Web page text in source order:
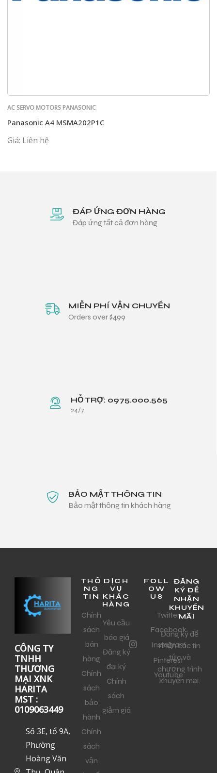
AC SERVO MOTORS PANASONIC
Panasonic A4 MSMA202P1C
Giá: Liên hệ
ĐÁP ỨNG ĐƠN HÀNG
Đáp ứng tất cả đơn hàng
MIỄN PHÍ VẬN CHUYỂN
Orders over $499
HỖ TRỢ: 0975.000.565
24/7
BẢO MẬT THÔNG TIN
Bảo mật thông tin khách hàng
CÔNG TY
TNHH
THƯƠNG
MẠI XNK
HARITA
MST :
0109063449
Số 3E, tổ 9A,
Phường
Hoàng Văn
THÔ
NG
TIN
Chính
sách
bán
hàng
Chính
sách
bảo
hành
Chính
sách
vận
DỊCH
VỤ
KHÁC
HÀNG
Yêu cầu
báo giá
Đăng ký
đại ký
Chính
sách
giảm giá
FOLL
OW
US
Twitter
Facebook
Instagram
Pinterest
Youtube
ĐĂNG
KÝ ĐỂ
NHẬN
KHUYẾN
MÃI
Đăng ký để
nhận các tin
tức và
chương trình
khuyến mại.